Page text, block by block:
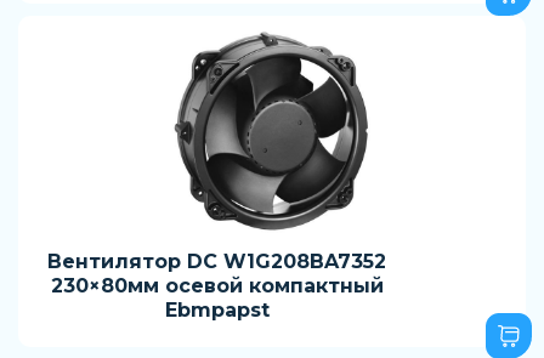
Вентилятор DC W1G208BA7352
230×80мм осевой компактный
Ebmpapst